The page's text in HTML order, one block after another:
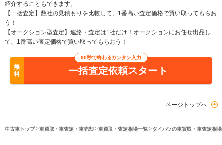
紹介することもできます。
【一括査定】数社の見積もりを比較して、1番高い査定価格で買い取ってもらお
う！
【オークション型査定】連絡・査定は1社だけ！オークションにお任せ出品し
て、1番高い査定価格で買い取ってもらおう！
無
料
90秒で終わるカンタン入力
一括査定依頼スタート
ページトップへ
中古車トップ 車買取・車査定・車売却 車買取・査定相場一覧 ダイハツの車買取・車査定相